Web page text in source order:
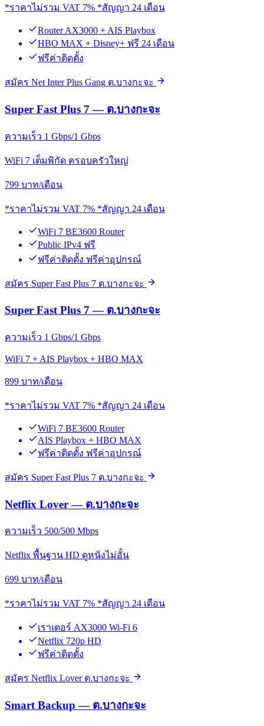
*ราคาไม่รวม VAT 7% *สัญญา 24 เดือน
Router AX3000 + AIS Playbox
HBO MAX + Disney+ ฟรี 24 เดือน
ฟรีค่าติดตั้ง
สมัคร Net Inter Plus Gang ต.บางกะจะ
Super Fast Plus 7 — ต.บางกะจะ
ความเร็ว 1 Gbps/1 Gbps
WiFi 7 เต็มพิกัด ครอบครัวใหญ่
799 บาท/เดือน
*ราคาไม่รวม VAT 7% *สัญญา 24 เดือน
WiFi 7 BE3600 Router
Public IPv4 ฟรี
ฟรีค่าติดตั้ง ฟรีค่าอุปกรณ์
สมัคร Super Fast Plus 7 ต.บางกะจะ
Super Fast Plus 7 — ต.บางกะจะ
ความเร็ว 1 Gbps/1 Gbps
WiFi 7 + AIS Playbox + HBO MAX
899 บาท/เดือน
*ราคาไม่รวม VAT 7% *สัญญา 24 เดือน
WiFi 7 BE3600 Router
AIS Playbox + HBO MAX
ฟรีค่าติดตั้ง ฟรีค่าอุปกรณ์
สมัคร Super Fast Plus 7 ต.บางกะจะ
Netflix Lover — ต.บางกะจะ
ความเร็ว 500/500 Mbps
Netflix พื้นฐาน HD ดูหนังไม่อั้น
699 บาท/เดือน
*ราคาไม่รวม VAT 7% *สัญญา 24 เดือน
เราเตอร์ AX3000 Wi-Fi 6
Netflix 720p HD
ฟรีค่าติดตั้ง
สมัคร Netflix Lover ต.บางกะจะ
Smart Backup — ต.บางกะจะ